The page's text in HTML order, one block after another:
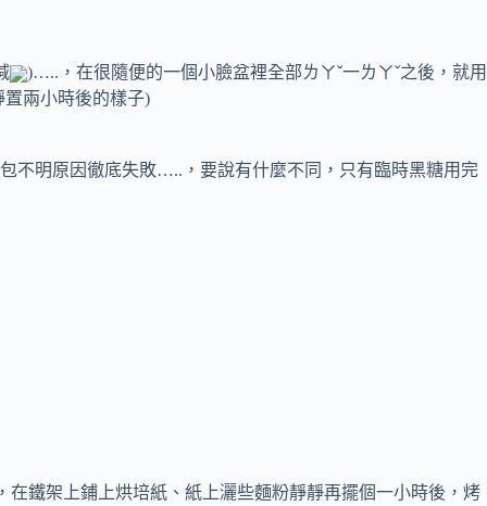
)…..，在很隨便的一個小臉盆裡全部ㄌㄚˇ一ㄌㄚˇ之後，就用
兩小時後的樣子)
不明原因徹底失敗…..，要說有什麼不同，只有臨時黑糖用完
鐵架上鋪上烘培紙、紙上灑些麵粉靜靜再擺個一小時後，烤